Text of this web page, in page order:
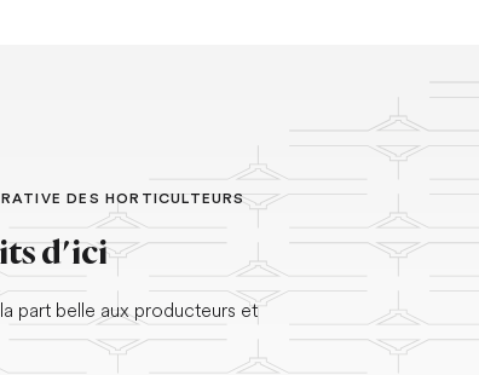
DES HORTICULTEURS
d'ici
part belle aux producteurs et